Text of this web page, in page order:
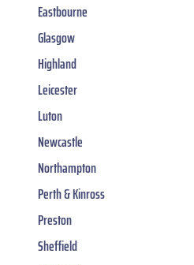
Eastbourne
Glasgow
Highland
Leicester
Luton
Newcastle
Northampton
Perth & Kinross
Preston
Sheffield